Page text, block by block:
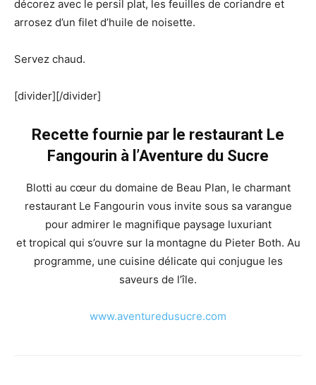
décorez avec le persil plat, les feuilles de coriandre et
arrosez d’un filet d’huile de noisette.
Servez chaud.
[divider][/divider]
Recette fournie par le restaurant Le
Fangourin à l’Aventure du Sucre
Blotti au cœur du domaine de Beau Plan, le charmant
restaurant Le Fangourin vous invite sous sa varangue
pour admirer le magnifique paysage luxuriant
et tropical qui s’ouvre sur la montagne du Pieter Both. Au
programme, une cuisine délicate qui conjugue les
saveurs de l’île.
www.aventuredusucre.com